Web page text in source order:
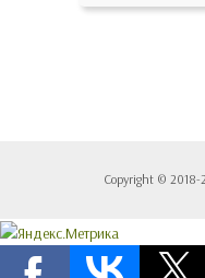
Copyright © 2018-